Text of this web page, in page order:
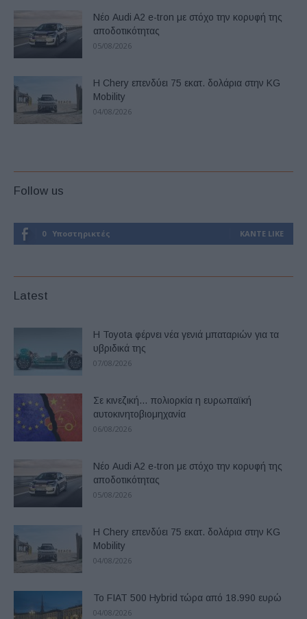
Νέο Audi A2 e-tron με στόχο την κορυφή της
αποδοτικότητας
05/08/2026
Η Chery επενδύει 75 εκατ. δολάρια στην KG
Mobility
04/08/2026
Follow us
0 Υποστηρικτές ΚΆΝΤΕ LIKE
Latest
Η Toyota φέρνει νέα γενιά μπαταριών για τα
υβριδικά της
07/08/2026
Σε κινεζική… πολιορκία η ευρωπαϊκή
αυτοκινητοβιομηχανία
06/08/2026
Νέο Audi A2 e-tron με στόχο την κορυφή της
αποδοτικότητας
05/08/2026
Η Chery επενδύει 75 εκατ. δολάρια στην KG
Mobility
04/08/2026
Το FIAT 500 Hybrid τώρα από 18.990 ευρώ
04/08/2026